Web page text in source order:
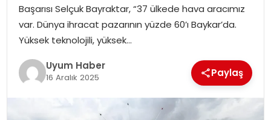
YAŞAM
Başarısı Selçuk Bayraktar, “37 ülkede hava aracımız
var. Dünya ihracat pazarının yüzde 60’ı Baykar’da.
Yüksek teknolojili, yüksek…
Uyum Haber
16 Aralık 2025 Paylaş